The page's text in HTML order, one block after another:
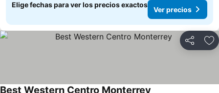
Elige fechas para ver los precios exactos
Ver precios
Compartir
Best Western Centro Monterrey